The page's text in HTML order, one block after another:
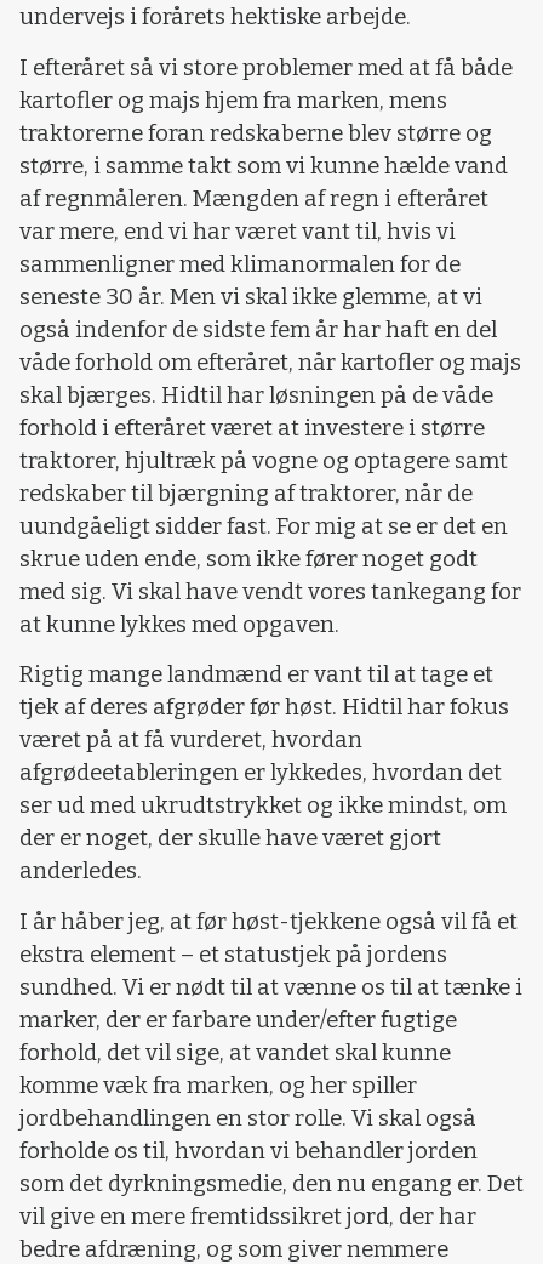
undervejs i forårets hektiske arbejde.
I efteråret så vi store problemer med at få både
kartofler og majs hjem fra marken, mens
traktorerne foran redskaberne blev større og
større, i samme takt som vi kunne hælde vand
af regnmåleren. Mængden af regn i efteråret
var mere, end vi har været vant til, hvis vi
sammenligner med klimanormalen for de
seneste 30 år. Men vi skal ikke glemme, at vi
også indenfor de sidste fem år har haft en del
våde forhold om efteråret, når kartofler og majs
skal bjærges. Hidtil har løsningen på de våde
forhold i efteråret været at investere i større
traktorer, hjultræk på vogne og optagere samt
redskaber til bjærgning af traktorer, når de
uundgåeligt sidder fast. For mig at se er det en
skrue uden ende, som ikke fører noget godt
med sig. Vi skal have vendt vores tankegang for
at kunne lykkes med opgaven.
Rigtig mange landmænd er vant til at tage et
tjek af deres afgrøder før høst. Hidtil har fokus
været på at få vurderet, hvordan
afgrødeetableringen er lykkedes, hvordan det
ser ud med ukrudtstrykket og ikke mindst, om
der er noget, der skulle have været gjort
anderledes.
I år håber jeg, at før høst-tjekkene også vil få et
ekstra element – et statustjek på jordens
sundhed. Vi er nødt til at vænne os til at tænke i
marker, der er farbare under/efter fugtige
forhold, det vil sige, at vandet skal kunne
komme væk fra marken, og her spiller
jordbehandlingen en stor rolle. Vi skal også
forholde os til, hvordan vi behandler jorden
som det dyrkningsmedie, den nu engang er. Det
vil give en mere fremtidssikret jord, der har
bedre afdræning, og som giver nemmere